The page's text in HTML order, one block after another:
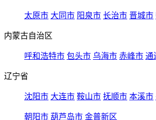
太原市 大同市 阳泉市 长治市 晋城市
内蒙古自治区
呼和浩特市 包头市 乌海市 赤峰市 通
辽宁省
沈阳市 大连市 鞍山市 抚顺市 本溪市
朝阳市 葫芦岛市 金普新区